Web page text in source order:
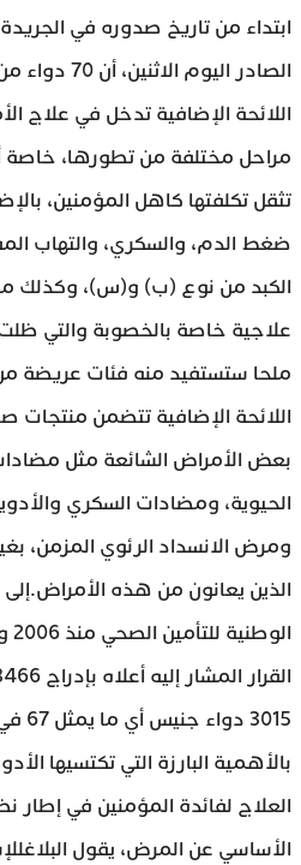
ابتداء من تاريخ صدوره في
الصادر
اللائحة الإضافية تدخل في علاج
مراحل مختلفة من تطورها، خاصة
تثقل تكلفتها كاهل المؤمنين،
ضغط الدم، والسكري، والتهاب
الكبد من نوع (ب) و(س)، وكذلك
علاجية خاصة بالخصوبة والتي
ملحا ستستفيد منه فئات عريضة
اللائحة الإضافية تتضمن منتجات
بعض الأمراض الشائعة مثل
الحيوية، ومضادات السكري
ومرض الانسداد الرئوي المزمن،
الذين يعانون من هذه
بالأهمية البارزة التي تكتسيها
العلاج لفائدة المؤمنين في إطار
الأساسي عن المرض، يقول